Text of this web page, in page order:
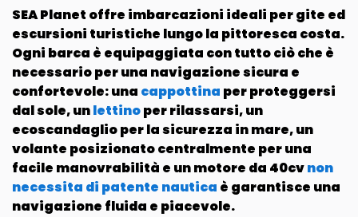
SEA Planet offre imbarcazioni ideali per gite ed
escursioni turistiche lungo la pittoresca costa.
Ogni barca è equipaggiata con tutto ciò che è
necessario per una navigazione sicura e
confortevole: una cappottina per proteggersi
dal sole, unlettinoper rilassarsi, un
ecoscandaglio per la sicurezza in mare, un
volante posizionato centralmente per una
facile manovrabilità e unmotore da 40cvnon
necessita di patente nautica è garantisce una
navigazione fluida e piacevole.